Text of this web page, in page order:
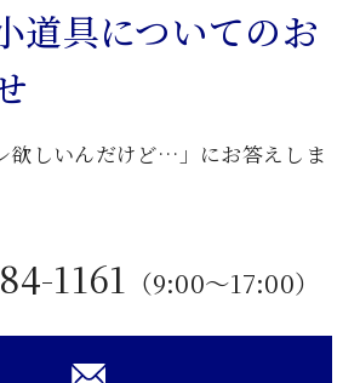
棚
個
道具についてのお
欲しいんだけど…」にお答えしま
1161 （9:00〜17:00）